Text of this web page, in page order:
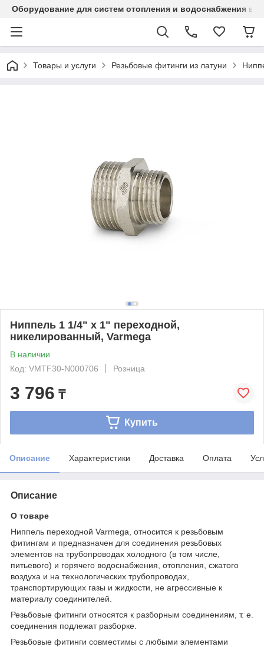
Оборудование для систем отопления и водоснабжения в
Товары и услуги Резьбовые фитинги из латуни
Ниппель 1 1/4" x 1" переходной,
никелированный, Varmega
В наличии
Код: VMTF30-N000706
Розница
3 796 ₸
Купить
Описание Характеристики Доставка Оплата
Описание
О товаре
Ниппель переходной Varmega, относится к резьбовым
фитингам и предназначен для соединения резьбовых
элементов на трубопроводах холодного (в том числе,
питьевого) и горячего водоснабжения, отопления, сжатого
воздуха и на технологических трубопроводах,
транспортирующих газы и жидкости, не агрессивные к
материалу соединителей.
Резьбовые фитинги относятся к разборным соединениям, т. е.
соединения подлежат разборке.
Резьбовые фитинги совместимы с любыми элементами